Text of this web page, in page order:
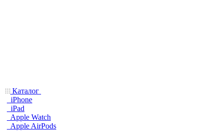
Каталог
iPhone
iPad
Apple Watch
Apple AirPods